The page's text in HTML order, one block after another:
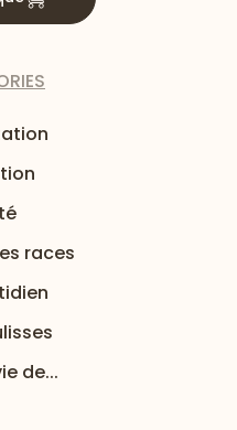
races
de...